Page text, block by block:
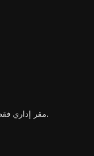
مقر إداري فقط: شارع عبد الخالق ثروت – ميدان التحرير، القاهرة.